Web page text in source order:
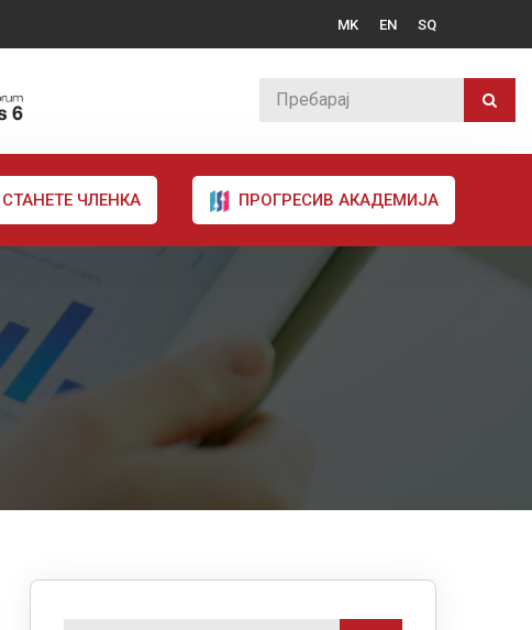
MK EN SQ
СТАНЕТЕ ЧЛЕНКА ПРОГРЕСИВ АКАДЕМИЈА